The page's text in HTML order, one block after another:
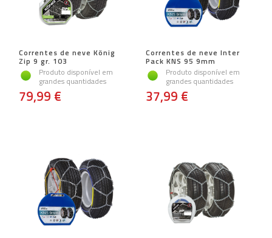
Correntes de neve König
Zip 9 gr. 103
Produto disponível em
grandes quantidades
79,99 €
Correntes de neve Inter
Pack KNS 95 9mm
Produto disponível em
grandes quantidades
37,99 €